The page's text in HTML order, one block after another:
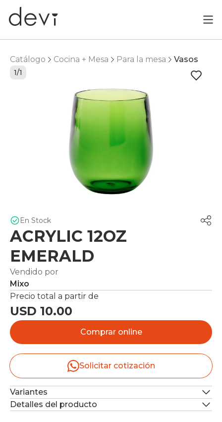
Catálogo Cocina + Mesa Para la mesa Vasos
1/1
En Stock
ACRYLIC 12OZ
EMERALD
Vendido por
Mixo
Precio total a partir de
USD 10.00
Comprar online
Solicitar cotización
Variantes
Detalles del producto